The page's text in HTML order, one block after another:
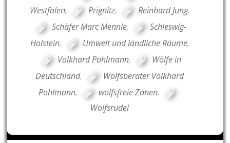
Westfalen, Prignitz, Reinhard Jung,
Schäfer Marc Mennle,
Schleswig-
Holstein, Umwelt und ländliche Räume,
Volkhard Pohlmann,
Wölfe in
Deutschland,
Wolfsberater Volkhard
Pohlmann, wolfsfreie Zonen,
Wolfsrudel